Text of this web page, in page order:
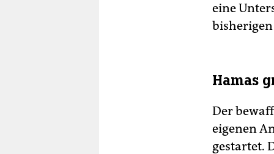
eine
Hamas
Der
eigenen
gestartet.